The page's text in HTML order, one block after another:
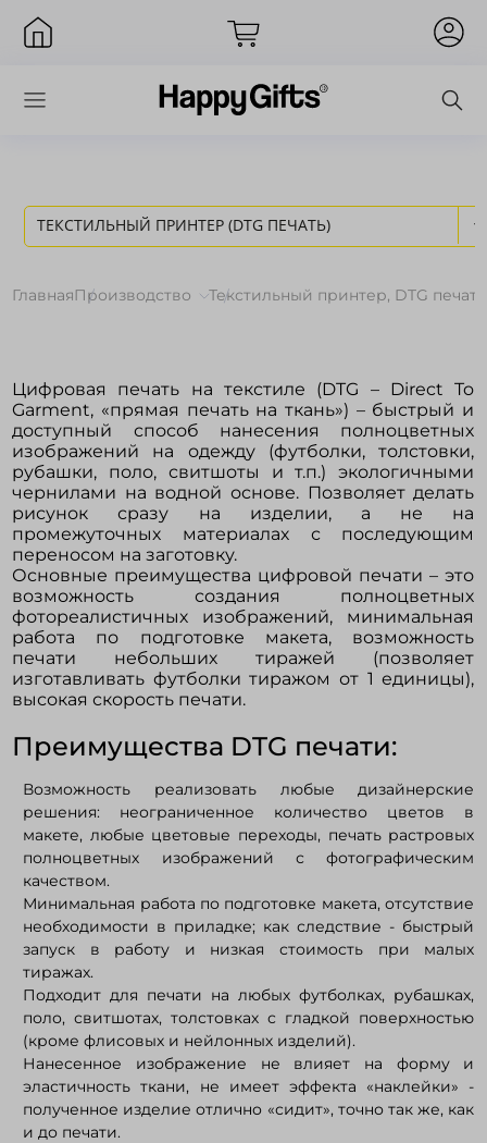
ТЕКСТИЛЬНЫЙ ПРИНТЕР (DTG ПЕЧАТЬ)
ГлавнаяПроизводство Текстильный принтер, DTG печать
Цифровая печать на текстиле (DTG – Direct To
Garment, «прямая печать на ткань») – быстрый и
доступный способ нанесения полноцветных
изображений на одежду (футболки, толстовки,
рубашки, поло, свитшоты и т.п.) экологичными
чернилами на водной основе. Позволяет делать
рисунок сразу на изделии, а не на
промежуточных материалах с последующим
переносом на заготовку.
Основные преимущества цифровой печати – это
возможность создания полноцветных
фотореалистичных изображений, минимальная
работа по подготовке макета, возможность
печати небольших тиражей (позволяет
изготавливать футболки тиражом от 1 единицы),
высокая скорость печати.
Преимущества DTG печати:
Возможность реализовать любые дизайнерские
решения: неограниченное количество цветов в
макете, любые цветовые переходы, печать растровых
полноцветных изображений с фотографическим
качеством.
Минимальная работа по подготовке макета, отсутствие
необходимости в приладке; как следствие - быстрый
запуск в работу и низкая стоимость при малых
тиражах.
Подходит для печати на любых футболках, рубашках,
поло, свитшотах, толстовках с гладкой поверхностью
(кроме флисовых и нейлонных изделий).
Нанесенное изображение не влияет на форму и
эластичность ткани, не имеет эффекта «наклейки» -
полученное изделие отлично «сидит», точно так же, как
и до печати.
Вход
Запомнить меня Забыли пароль?
Войти в кабинет
Зарегистрироваться